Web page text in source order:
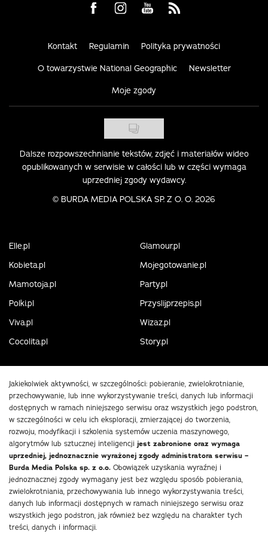
Visit us on Facebook
Visit us on Instagram
Visit us on Youtube
Visit us on Rss
Kontakt Regulamin Polityka prywatności
O towarzystwie National Geographic Newsletter
Moje zgody
Dalsze rozpowszechnianie tekstów, zdjęć i materiałów wideo
opublikowanych w serwisie w całości lub w części wymaga
uprzedniej zgody wydawcy.
© BURDA MEDIA POLSKA SP. Z O. O. 2026
Elle.pl
Glamour.pl
Kobieta.pl
Mojegotowanie.pl
Mamotoja.pl
Party.pl
Polki.pl
Przyslijprzepis.pl
Viva.pl
Wizaz.pl
Cocolita.pl
Story.pl
Jakiekolwiek aktywności, w szczególności: pobieranie, zwielokrotnianie,
przechowywanie, lub inne wykorzystywanie treści, danych lub informacji
dostępnych w ramach niniejszego serwisu oraz wszystkich jego podstron,
w szczególności w celu ich eksploracji, zmierzającej do tworzenia,
rozwoju, modyfikacji i szkolenia systemów uczenia maszynowego,
algorytmów lub sztucznej inteligencji jest zabronione oraz wymaga
uprzedniej, jednoznacznie wyrażonej zgody administratora serwisu –
Burda Media Polska sp. z o.o. Obowiązek uzyskania wyraźnej i
jednoznacznej zgody wymagany jest bez względu sposób pobierania,
zwielokrotniania, przechowywania lub innego wykorzystywania treści,
danych lub informacji dostępnych w ramach niniejszego serwisu oraz
wszystkich jego podstron, jak również bez względu na charakter tych
treści, danych i informacji.